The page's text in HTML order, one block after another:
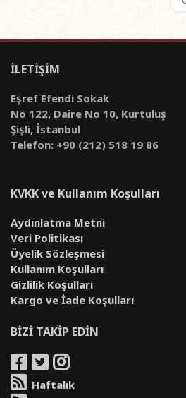
İLETİŞİM
Eşref Efendi Sokak
No 122, Daire No 10, Kurtuluş
Şişli, İstanbul
Telefon: +90 (212) 518 19 86
KVKK ve Kullanım Koşulları
Aydınlatma Metni
Veri Politikası
Üyelik Sözleşmesi
Kullanım Koşulları
Gizlilik Koşulları
Kargo ve İade Koşulları
BİZİ TAKİP EDİN
Haftalık